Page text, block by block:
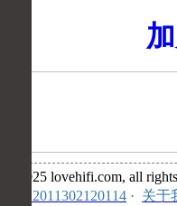
©2025 lovehifi.com, all
安:12011302120114 · 关于